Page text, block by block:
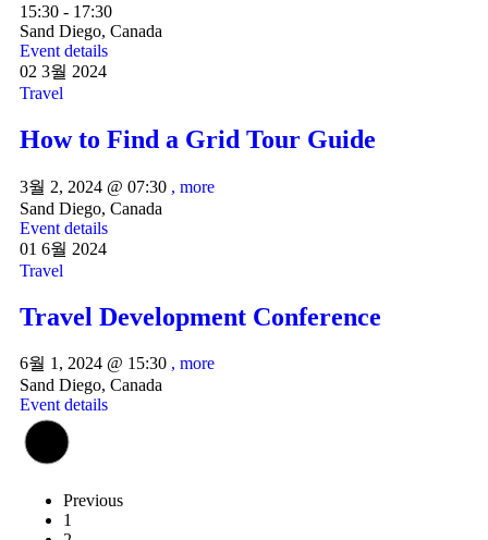
15:30 - 17:30
Sand Diego, Canada
Event details
02 3월 2024
Travel
How to Find a Grid Tour Guide
3월 2, 2024 @ 07:30 , more
Sand Diego, Canada
Event details
01 6월 2024
Travel
Travel Development Conference
6월 1, 2024 @ 15:30 , more
Sand Diego, Canada
Event details
Previous
1